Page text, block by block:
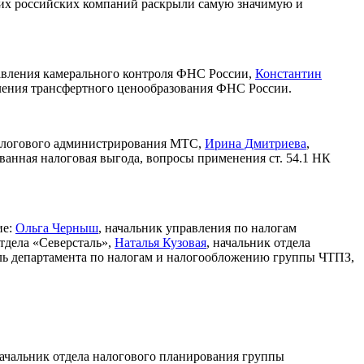
российских компаний раскрыли самую значимую и
камерального контроля ФНС России, Константин
трансфертного ценообразования ФНС России.
администрирования МТС, Ирина Дмитриева,
налоговая выгода, вопросы применения ст. 54.1 НК
Ольга Черныш, начальник управления по налогам
«Северсталь», Наталья Кузовая, начальник отдела
департамента по налогам и налогообложению группы ЧТПЗ,
отдела налогового планирования группы